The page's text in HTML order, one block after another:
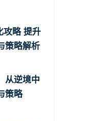
攻略 提升
策略解析
从逆境中
策略